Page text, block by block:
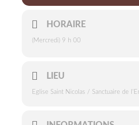
HORAIRE
(Mercredi) 9 h 00
LIEU
Eglise Saint Nicolas / Sanctuaire de